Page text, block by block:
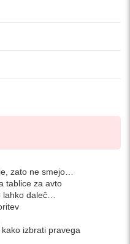
zato ne smejo…
tablice za avto
daleč…
izbrati pravega